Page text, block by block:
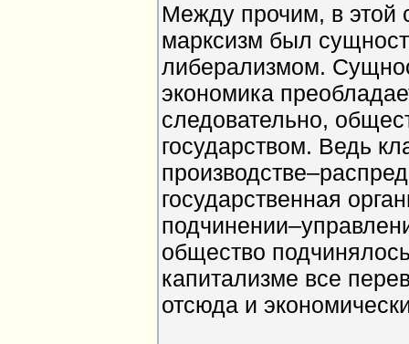
Между прочим, в этой
марксизм был
либерализмом.
экономика
следовательно,
государством. Ведь
государственная
общество
капитализме все
отсюда и